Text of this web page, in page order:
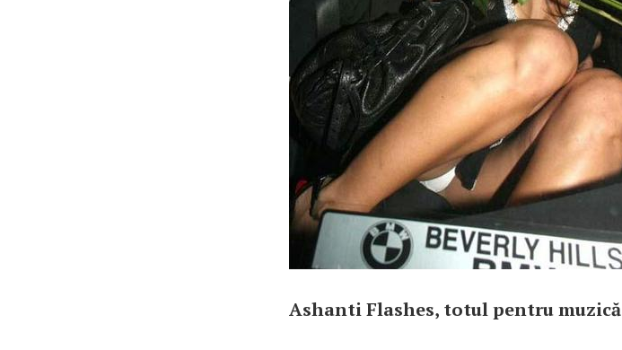
Ashanti Flashes, totul pentru muzică